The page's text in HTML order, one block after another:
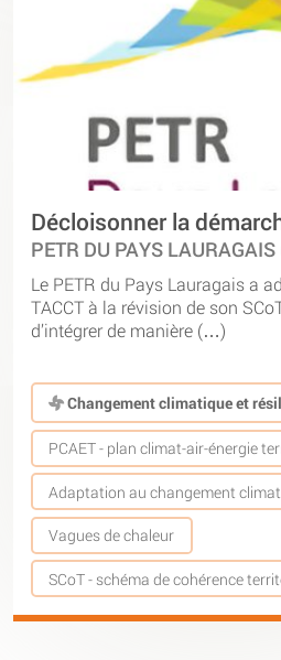
Décloisonner la
PETR DU PAYS
Le PETR du Pays Lauragais a
TACCT à la révision de son
d’intégrer de manière (…)
Changement climatique et
PCAET - plan climat-air-énergie
Adaptation au changement
Vagues de chaleur
SCoT - schéma de cohérence